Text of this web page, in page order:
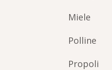
Miele
Polline
Propoli